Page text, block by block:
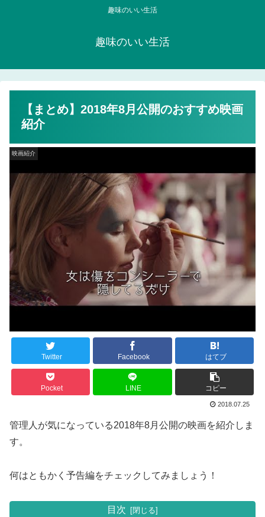
趣味のいい生活
趣味のいい生活
【まとめ】2018年8月公開のおすすめ映画
紹介
映画紹介
Twitter Facebook はてブ
Pocket LINE コピー
2018.07.25
管理人が気になっている2018年8月公開の映画を紹介しま
す。
何はともかく予告編をチェックしてみましょう！
目次